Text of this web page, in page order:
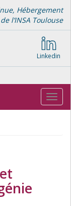
Hébergement
l’INSA Toulouse
Linkedin